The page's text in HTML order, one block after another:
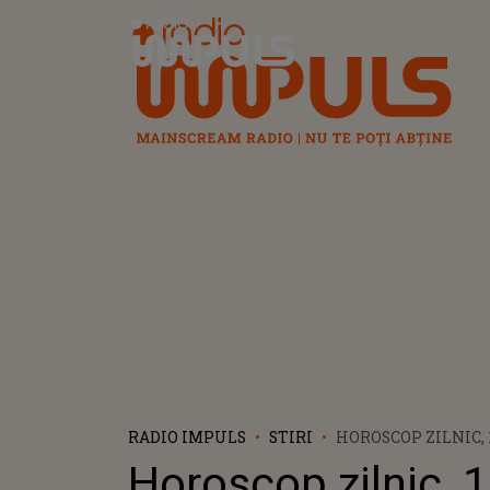
Radio Impuls
RADIO IMPULS STIRI
HOROSCOP
IMPORTANTĂ DE